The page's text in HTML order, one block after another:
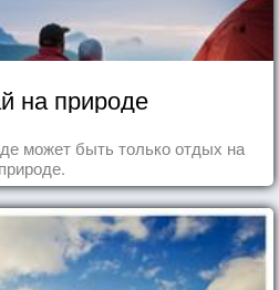
на природе
может быть только отдых на
природе.